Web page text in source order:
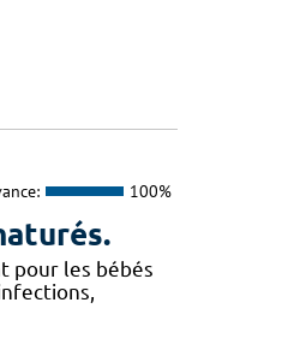
100%
pour les bébés